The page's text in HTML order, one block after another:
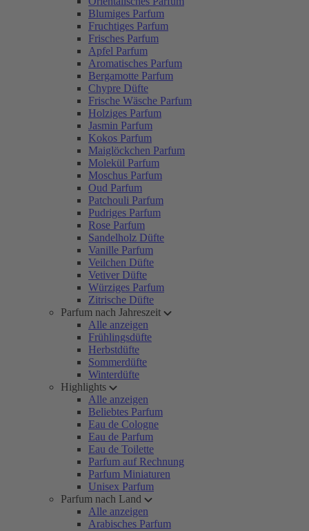
Blumiges Parfum
Fruchtiges Parfum
Frisches Parfum
Apfel Parfum
Aromatisches Parfum
Bergamotte Parfum
Chypre Düfte
Frische Wäsche Parfum
Holziges Parfum
Jasmin Parfum
Kokos Parfum
Maiglöckchen Parfum
Molekül Parfum
Moschus Parfum
Oud Parfum
Patchouli Parfum
Pudriges Parfum
Rose Parfum
Sandelholz Düfte
Vanille Parfum
Veilchen Düfte
Vetiver Düfte
Würziges Parfum
Zitrische Düfte
Parfum nach Jahreszeit
Alle anzeigen
Frühlingsdüfte
Herbstdüfte
Sommerdüfte
Winterdüfte
Highlights
Alle anzeigen
Beliebtes Parfum
Eau de Cologne
Eau de Parfum
Eau de Toilette
Parfum auf Rechnung
Parfum Miniaturen
Unisex Parfum
Parfum nach Land
Alle anzeigen
Arabisches Parfum